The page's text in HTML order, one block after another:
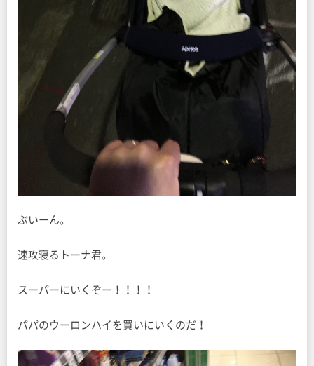
ぶいーん。
速攻寝るトーナ君。
スーパーにいくぞー！！！！
パパのウーロンハイを買いにいくのだ！